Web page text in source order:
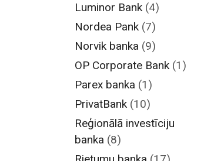
Luminor Bank (4)
Nordea Pank (7)
Norvik banka (9)
OP Corporate Bank (1)
Parex banka (1)
PrivatBank (10)
Reģionālā investīciju
banka (8)